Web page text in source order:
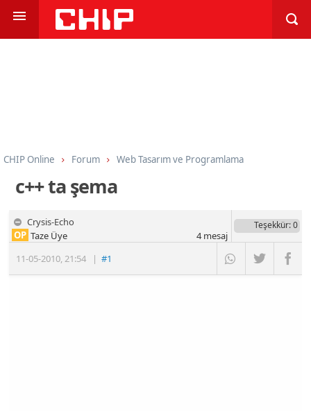
CHIP Online Forum
Web Tasarım ve Programlama
Programlama
c++ ta şema
Crysis-Echo
11-05-2010,21:54 |#1
OP Taze Üye
Teşekkür: 0
4mesaj